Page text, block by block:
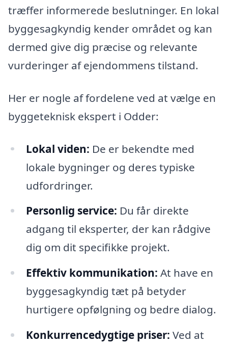
træffer informerede beslutninger. En lokal
byggesagkyndig kender området og kan
dermed give dig præcise og relevante
vurderinger af ejendommens tilstand.
Her er nogle af fordelene ved at vælge en
byggeteknisk ekspert i Odder:
Lokal viden: De er bekendte med
lokale bygninger og deres typiske
udfordringer.
Personlig service: Du får direkte
adgang til eksperter, der kan rådgive
dig om dit specifikke projekt.
Effektiv kommunikation: At have en
byggesagkyndig tæt på betyder
hurtigere opfølgning og bedre dialog.
Konkurrencedygtige priser: Ved at